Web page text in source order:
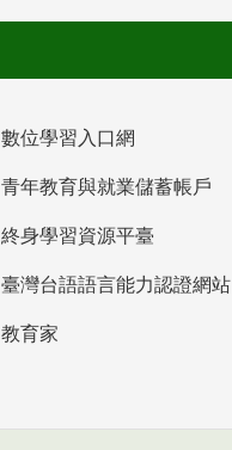
數位學習入口網
青年教育與就業儲蓄帳戶
終身學習資源平臺
臺灣台語語言能力認證網站
教育家